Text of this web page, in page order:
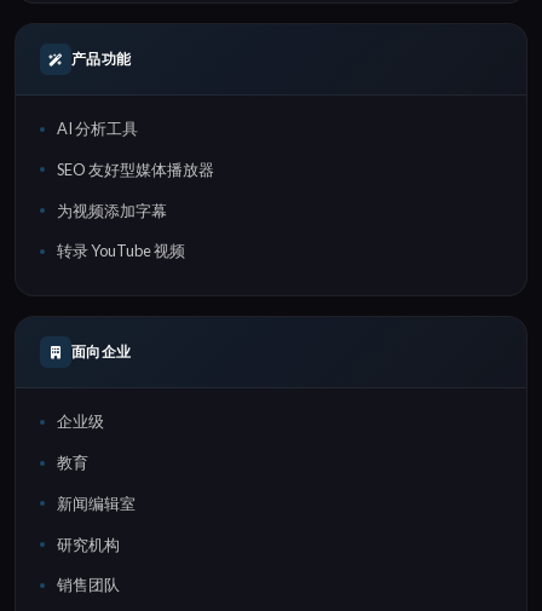
产品功能
AI 分析工具
SEO 友好型媒体播放器
为视频添加字幕
转录 YouTube 视频
面向企业
企业级
教育
新闻编辑室
研究机构
销售团队